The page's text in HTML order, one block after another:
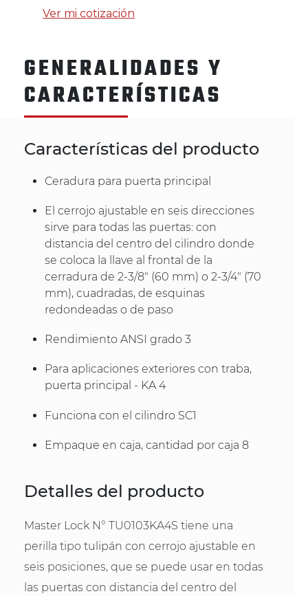
Ver mi cotización
GENERALIDADES Y
CARACTERÍSTICAS
Características del producto
Ceradura para puerta principal
El cerrojo ajustable en seis direcciones
sirve para todas las puertas: con
distancia del centro del cilindro donde
se coloca la llave al frontal de la
cerradura de 2-3/8" (60 mm) o 2-3/4" (70
mm), cuadradas, de esquinas
redondeadas o de paso
Rendimiento ANSI grado 3
Para aplicaciones exteriores con traba,
puerta principal - KA 4
Funciona con el cilindro SC1
Empaque en caja, cantidad por caja 8
Detalles del producto
Master Lock N° TU0103KA4S tiene una
perilla tipo tulipán con cerrojo ajustable en
seis posiciones, que se puede usar en todas
las puertas con distancia del centro del